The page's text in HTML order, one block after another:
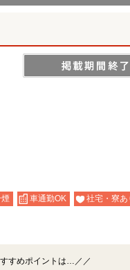
車通勤OK
社宅・寮あ
すめポイントは…／／